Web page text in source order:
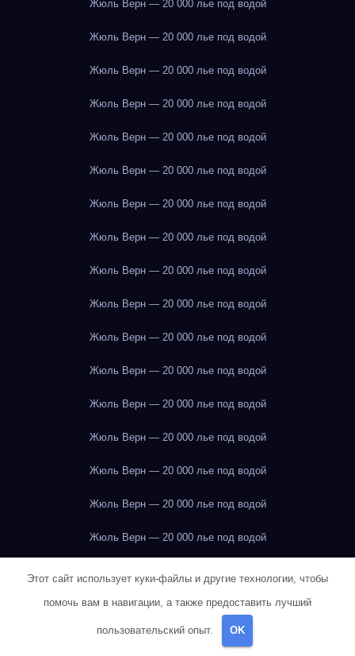
Жюль Верн — 20 000 лье под водой
Жюль Верн — 20 000 лье под водой
Жюль Верн — 20 000 лье под водой
Жюль Верн — 20 000 лье под водой
Жюль Верн — 20 000 лье под водой
Жюль Верн — 20 000 лье под водой
Жюль Верн — 20 000 лье под водой
Жюль Верн — 20 000 лье под водой
Жюль Верн — 20 000 лье под водой
Жюль Верн — 20 000 лье под водой
Жюль Верн — 20 000 лье под водой
Жюль Верн — 20 000 лье под водой
Жюль Верн — 20 000 лье под водой
Жюль Верн — 20 000 лье под водой
Жюль Верн — 20 000 лье под водой
Жюль Верн — 20 000 лье под водой
Жюль Верн — 20 000 лье под водой
Жюль Верн — 20 000 лье под водой
Жюль Верн — 20 000 лье под водой
Этот сайт использует куки-файлы и другие технологии, чтобы
помочь вам в навигации, а также предоставить лучший
пользовательский опыт. OK